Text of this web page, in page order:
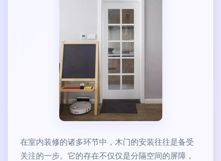
在室内装修的诸多环节中，木门的安装往往是备受
关注的一步。它的存在不仅仅是分隔空间的屏障，